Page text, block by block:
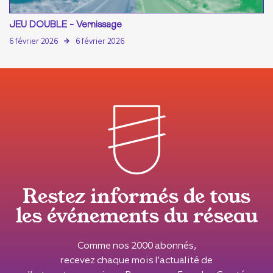
JEU DOUBLE - Vernissage
6 février 2026 6 février 2026
Restez informés de tous
les événements du réseau
Comme nos 2000 abonnés,
recevez chaque mois l’actualité de